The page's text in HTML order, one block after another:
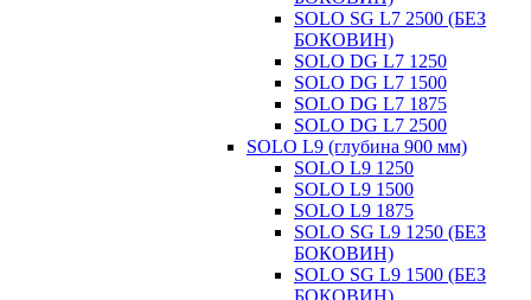
SOLO SG L7 2500 (БЕЗ
БОКОВИН)
SOLO DG L7 1250
SOLO DG L7 1500
SOLO DG L7 1875
SOLO DG L7 2500
SOLO L9 (глубина 900 мм)
SOLO L9 1250
SOLO L9 1500
SOLO L9 1875
SOLO SG L9 1250 (БЕЗ
БОКОВИН)
SOLO SG L9 1500 (БЕЗ
БОКОВИН)